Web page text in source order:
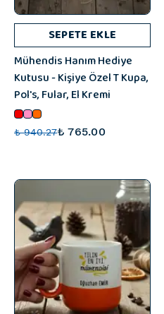
SEPETE EKLE
Mühendis Hanım Hediye
Kutusu - Kişiye Özel T Kupa,
Pol's, Fular, El Kremi
₺ 940.27₺ 765.00